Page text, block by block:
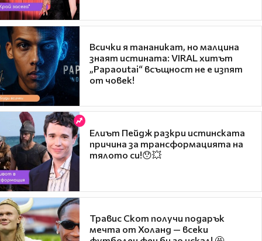
Всички я тананикат, но малцина
знаят истината: VIRAL хитът
„Papaoutai“ всъщност не е изпят
от човек!
Елиът Пейдж разкри истинската
причина за трансформацията на
тялото си!😯💥
Травис Скот получи подарък
мечта от Холанд — всеки